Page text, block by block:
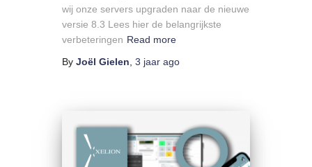
wij onze servers upgraden naar de nieuwe
versie 8.3 Lees hier de belangrijkste
verbeteringen Read more
By Joël Gielen 3 jaar ago